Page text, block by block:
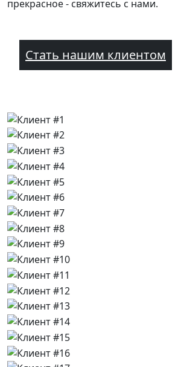
прекрасное - свяжитесь с нами.
Стать нашим клиентом